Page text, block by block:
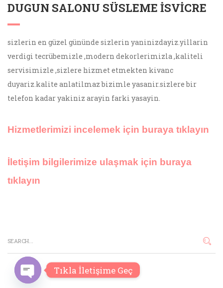
DUGUN SALONU SÜSLEME İSVICRE
sizlerin en güzel gününde sizlerin yaninizdayiz.yillarin
verdigi tecrübemizle ,modern dekorlerimizla ,kaliteli
servisimizle ,sizlere hizmet etmekten kivanc
duyariz.kalite anlatilmaz bizimle yasanir.sizlere bir
telefon kadar yakiniz arayin farki yasayin.
Hizmetlerimizi incelemek için buraya tıklayın
İletişim bilgilerimize ulaşmak için buraya
tıklayın
Tıkla İletişime Geç